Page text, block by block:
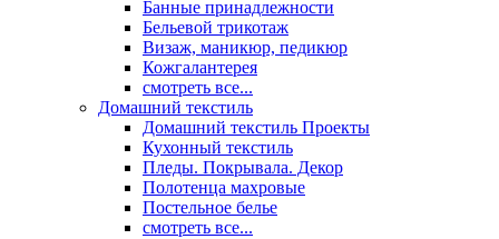
Банные принадлежности
Бельевой трикотаж
Визаж, маникюр, педикюр
Кожгалантерея
смотреть все...
Домашний текстиль
Домашний текстиль Проекты
Кухонный текстиль
Пледы. Покрывала. Декор
Полотенца махровые
Постельное белье
смотреть все...